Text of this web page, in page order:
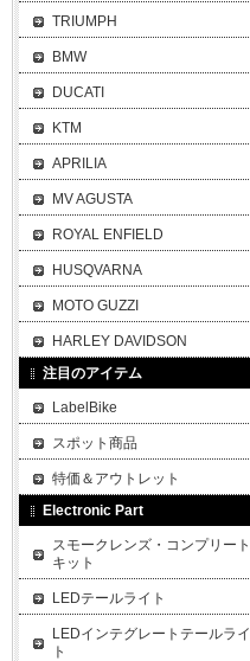
TRIUMPH
BMW
DUCATI
KTM
APRILIA
MV AGUSTA
ROYAL ENFIELD
HUSQVARNA
MOTO GUZZI
HARLEY DAVIDSON
注目のアイテム
LabelBike
スポット商品
特価＆アウトレット
Electronic Part
スモークレンズ・コンプリート
キット
LEDテールライト
LEDインテグレートテールライ
ト